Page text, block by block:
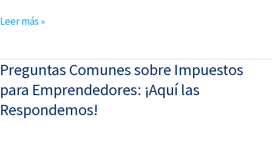
Leer más »
Preguntas Comunes sobre Impuestos
para Emprendedores: ¡Aquí las
Respondemos!
Preguntas
Comunes
sobre
Impuestos